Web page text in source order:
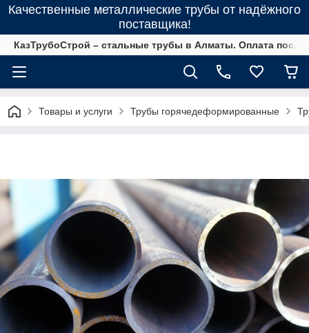
Качественные металлические трубы от надёжного
поставщика!
КазТрубоСтрой – стальные трубы в Алматы. Оплата
Товары и услуги Трубы горячедеформированные